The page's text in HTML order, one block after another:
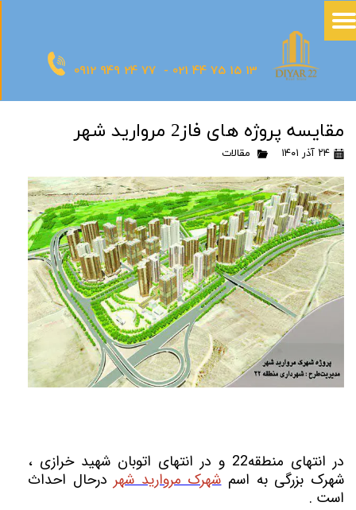
0912 949 24 77 - 021 44 75 15 13
مقایسه پروژه های فاز2 مروارید شهر
۲۴ آذر ۱۴۰۱ مقالات
در انتهای منطقه22 و در انتهای اتوبان شهید خرازی ،
شهرک بزرگی به اسمشهرک مروارید شهر درحال احداث
است .